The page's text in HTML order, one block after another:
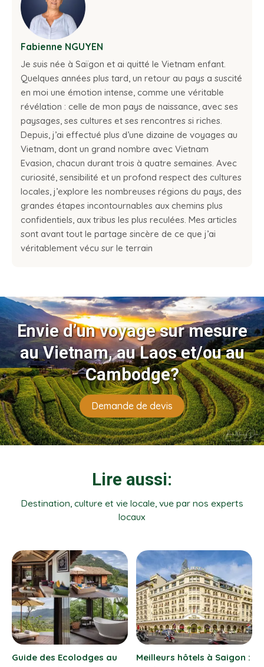
Fabienne NGUYEN
Je suis née à Saïgon et ai quitté le Vietnam enfant.
Quelques années plus tard, un retour au pays a suscité
en moi une émotion intense, comme une véritable
révélation : celle de mon pays de naissance, avec ses
paysages, ses cultures et ses rencontres si riches.
Depuis, j’ai effectué plus d’une dizaine de voyages au
Vietnam, dont un grand nombre avec Vietnam
Evasion, chacun durant trois à quatre semaines. Avec
curiosité, sensibilité et un profond respect des cultures
locales, j’explore les nombreuses régions du pays, des
grandes étapes incontournables aux chemins plus
confidentiels, aux tribus les plus reculées. Mes articles
sont avant tout le partage sincère de ce que j’ai
véritablement vécu sur le terrain
Envie d’un voyage sur mesure
au Vietnam, au Laos et/ou au
Cambodge?
Demande de devis
Lire aussi:
Destination, culture et vie locale, vue par nos experts
locaux
Prix voyage Vietnam 12
Carnet de voyage